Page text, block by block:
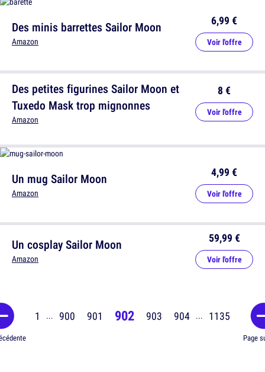
Des minis barrettes Sailor Moon
Amazon
6,99 €
Voir l'offre
Un mug Sailor Moon
Amazon
4,99 €
Voir l'offre
Des petites figurines Sailor Moon et
Tuxedo Mask trop mignonnes
Amazon
8 €
Voir l'offre
Un cosplay Sailor Moon
Amazon
59,99 €
Voir l'offre
1 ... 900 901 902 903 904 ... 1135
Page